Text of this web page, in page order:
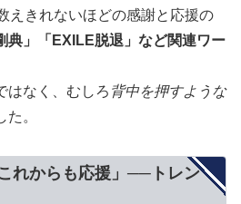
えきれないほどの感謝と応援の
典」「EXILE脱退」など関連ワー
はなく、むしろ 背中を押すような
。
れからも応援」──トレン